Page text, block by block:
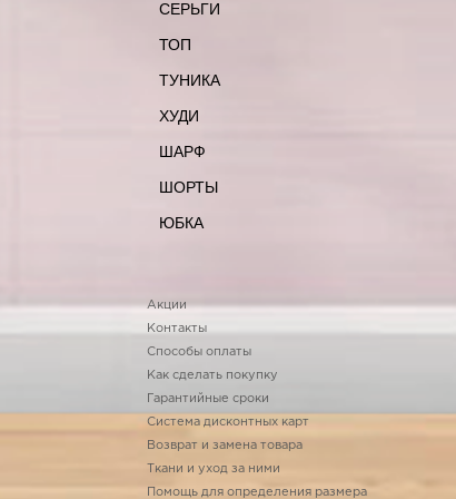
СЕРЬГИ
ТОП
ТУНИКА
ХУДИ
ШАРФ
ШОРТЫ
ЮБКА
Акции
Контакты
Способы оплаты
Как сделать покупку
Гарантийные сроки
Система дисконтных карт
Возврат и замена товара
Ткани и уход за ними
Помощь для определения размера